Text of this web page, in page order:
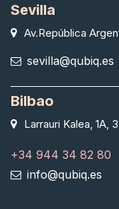
Sevilla
Av.República
sevilla@qubiq.es
Bilbao
Larrauri Kalea, 1A,
+34 944 34 82 80
info@qubiq.es